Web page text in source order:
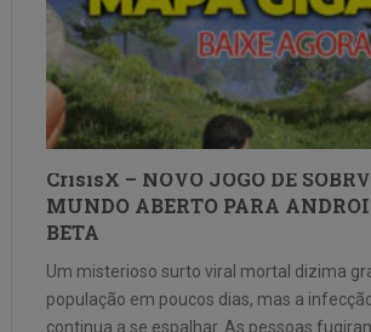
CrisisX – NOVO JOGO DE
MUNDO ABERTO PARA
BETA
Um misterioso surto viral mortal dizima
população em poucos dias, mas a
continua a se espalhar. As pessoas